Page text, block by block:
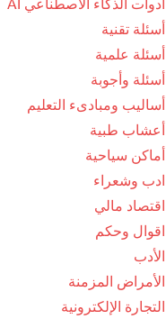
أسئلة تقنية
أسئلة علمية
أسئلة وأجوبة
أساليب ومبادىء التعليم
أعشاب طبية
أماكن سياحية
ادب وشعراء
اقتصاد مالي
اقوال وحكم
الأدب
الأمراض المزمنة
التجارة الإلكترونية